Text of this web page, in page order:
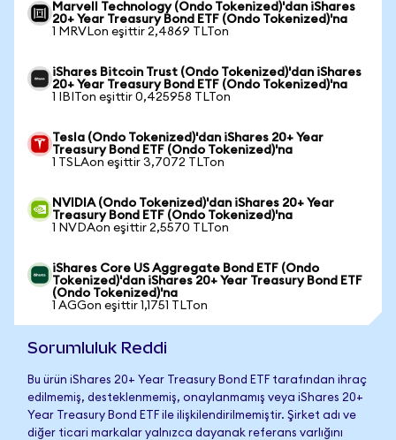
Marvell Technology (Ondo Tokenized)'dan iShares
20+ Year Treasury Bond ETF (Ondo Tokenized)'na
1 MRVLon eşittir 2,4869 TLTon
iShares Bitcoin Trust (Ondo Tokenized)'dan iShares
20+ Year Treasury Bond ETF (Ondo Tokenized)'na
1 IBITon eşittir 0,425958 TLTon
Tesla (Ondo Tokenized)'dan iShares 20+ Year
Treasury Bond ETF (Ondo Tokenized)'na
1 TSLAon eşittir 3,7072 TLTon
NVIDIA (Ondo Tokenized)'dan iShares 20+ Year
Treasury Bond ETF (Ondo Tokenized)'na
1 NVDAon eşittir 2,5570 TLTon
iShares Core US Aggregate Bond ETF (Ondo
Tokenized)'dan iShares 20+ Year Treasury Bond ETF
(Ondo Tokenized)'na
1 AGGon eşittir 1,1751 TLTon
Sorumluluk Reddi
Bu ürün iShares 20+ Year Treasury Bond ETF tarafından ihraç
edilmemiş, desteklenmemiş, onaylanmamış veya iShares 20+
Year Treasury Bond ETF ile ilişkilendirilmemiştir. Şirket adı ve
diğer ticari markalar yalnızca dayanak referans varlığını